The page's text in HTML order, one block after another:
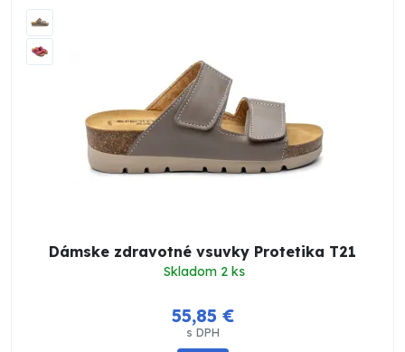
Dámske zdravotné vsuvky Protetika T21
Skladom 2 ks
55,85 €
s DPH